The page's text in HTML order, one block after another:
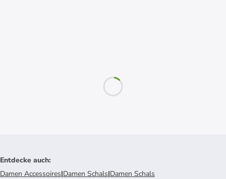
Entdecke auch:
Damen Accessoires|Damen Schals|Damen Schals